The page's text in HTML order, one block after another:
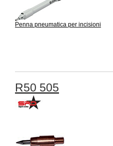
Penna pneumatica per incisioni
R50 505